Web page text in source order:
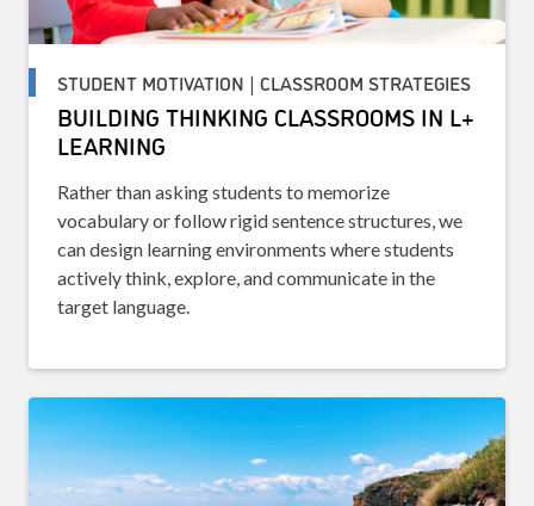
STUDENT MOTIVATION | CLASSROOM STRATEGIES
BUILDING THINKING CLASSROOMS IN L+
LEARNING
Rather than asking students to memorize
vocabulary or follow rigid sentence structures, we
can design learning environments where students
actively think, explore, and communicate in the
target language.